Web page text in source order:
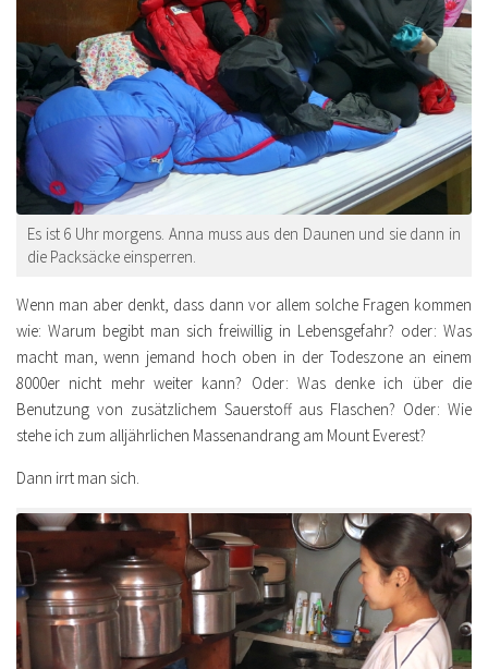
Es ist 6 Uhr morgens. Anna muss aus den Daunen und sie dann in
die Packsäcke einsperren.
Wenn man aber denkt, dass dann vor allem solche Fragen kommen
wie: Warum begibt man sich freiwillig in Lebensgefahr? oder: Was
macht man, wenn jemand hoch oben in der Todeszone an einem
8000er nicht mehr weiter kann? Oder: Was denke ich über die
Benutzung von zusätzlichem Sauerstoff aus Flaschen? Oder: Wie
stehe ich zum alljährlichen Massenandrang am Mount Everest?
Dann irrt man sich.